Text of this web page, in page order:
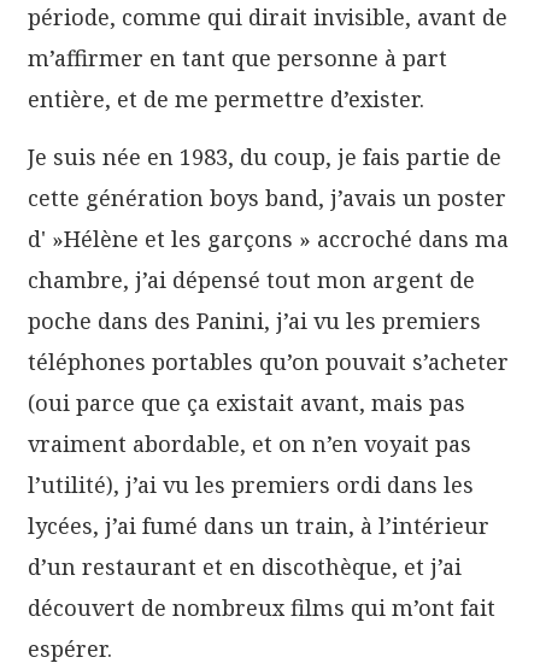
période, comme qui dirait invisible, avant de
m’affirmer en tant que personne à part
entière, et de me permettre d’exister.
Je suis née en 1983, du coup, je fais partie de
cette génération boys band, j’avais un poster
d' »Hélène et les garçons » accroché dans ma
chambre, j’ai dépensé tout mon argent de
poche dans des Panini, j’ai vu les premiers
téléphones portables qu’on pouvait s’acheter
(oui parce que ça existait avant, mais pas
vraiment abordable, et on n’en voyait pas
l’utilité), j’ai vu les premiers ordi dans les
lycées, j’ai fumé dans un train, à l’intérieur
d’un restaurant et en discothèque, et j’ai
découvert de nombreux films qui m’ont fait
espérer.